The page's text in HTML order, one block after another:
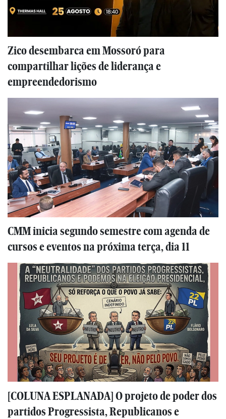
Zico desembarca em Mossoró para
compartilhar lições de liderança e
empreendedorismo
CMM inicia segundo semestre com agenda de
cursos e eventos na próxima terça, dia 11
[COLUNA ESPLANADA] O projeto de poder dos
partidos Progressista, Republicanos e